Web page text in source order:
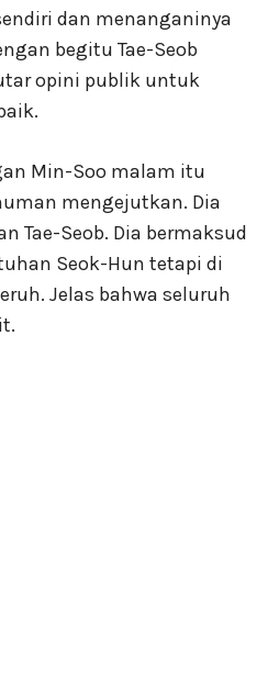
dan menanganinya
begitu Tae-Seob
opini publik untuk
Min-Soo malam itu
mengejutkan. Dia
Tae-Seob. Dia bermaksud
Seok-Hun tetapi di
Jelas bahwa seluruh